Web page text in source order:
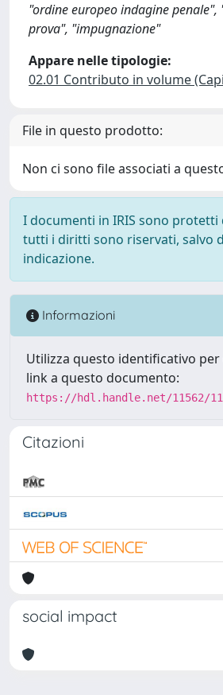
"ordine europeo indagine
prova", "impugnazione"
Appare nelle tipologie:
02.01 Contributo in volume
File in questo prodotto:
Non ci sono file associati a
I documenti in IRIS sono protetti
tutti i diritti sono riservati, salvo
indicazione.
Informazioni
Utilizza questo identificativo
link a questo documento:
https://hdl.handle.net/11562/
Citazioni
social impact